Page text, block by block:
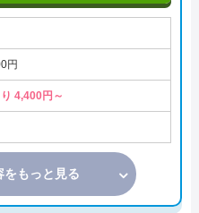
円
4,400円～
をもっと見る